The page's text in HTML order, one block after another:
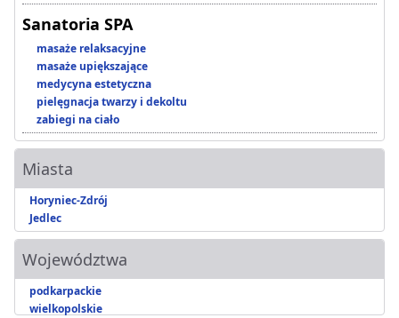
Sanatoria SPA
masaże relaksacyjne
masaże upiększające
medycyna estetyczna
pielęgnacja twarzy i dekoltu
zabiegi na ciało
Miasta
Horyniec-Zdrój
Jedlec
Województwa
podkarpackie
wielkopolskie